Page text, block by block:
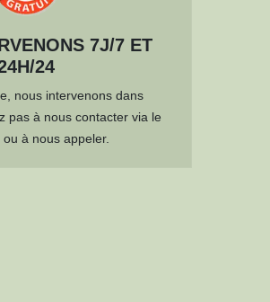
7J/7 ET
24
nous intervenons dans
pas à nous contacter via le
à nous appeler.